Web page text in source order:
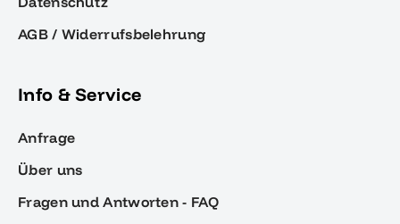
AGB / Widerrufsbelehrung
Info & Service
Anfrage
Über uns
Fragen und Antworten - FAQ